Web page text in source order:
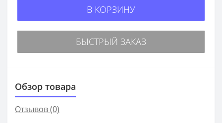
В КОРЗИНУ
БЫСТРЫЙ ЗАКАЗ
Обзор товара
Отзывов (0)